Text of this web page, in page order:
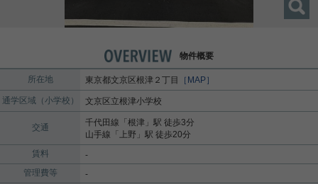
物件概要
所在地 東京都文京区根津 ２丁目 ［MAP］
通学区域（小学校） 文京区立根津小学校
交通 千代田線 「根津 」駅 徒歩3分
山手線 「 上野 」駅 徒歩20分
賃料
-
管理費等
-